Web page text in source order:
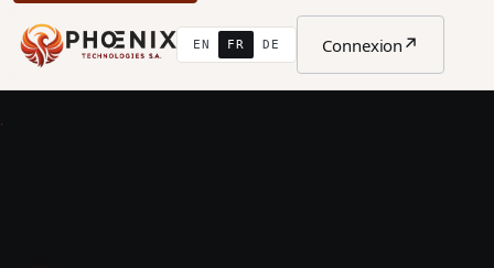
EN FR DE Connexion ↗